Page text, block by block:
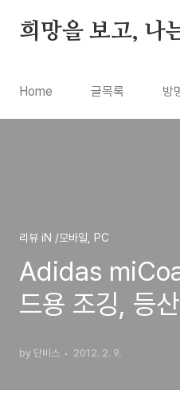
희망을 보고, 나
Home 글목록 방
리뷰 iN /모바일, PC
Adidas
드용 조깅, 등
by 단비스 2012. 2. 9.